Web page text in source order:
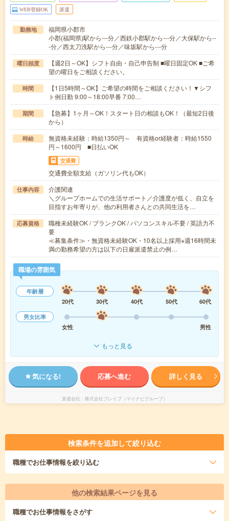
WEB登録OK 派遣
勤務地
福岡県小郡市
小郡(福岡県)駅から---分／西鉄小郡駅から---分／大保駅から--
-分／西太刀洗駅から---分／味坂駅から---分
曜日頻度
【週2日～OK】シフト自由・自己申告制 ■曜日固定OK ■ご希
望の曜日をご相談ください。
時間
【1日5時間～OK】ご希望の時間をご相談ください！▼シフ
ト例日勤 9:00～18:00早番 7:00…
期間
【急募】1ヶ月～OK！スタート日の相談もOK！（最短2日後
から）
時給
無資格未経験：時給1350円～ 有資格or経験者：時給1550
円～1600円 ■日払いOK
交通費
交通費全額支給（ガソリン代もOK）
仕事内容
介護関連
＼グループホームでの生活サポート／介護度が低く、自立を
目指すお年寄りが、他の利用者さんとの共同生活を…
応募資格
職種未経験OK / ブランクOK / パソコンスキル不要 / 英語力不
要
≪募集条件≫・無資格未経験OK・10名以上採用※週16時間未
満の勤務希望の方は以下の日雇派遣禁止の例…
職場の雰囲気
年齢層
20代
30代 40代 50代
60代
男女比率
女性
男性
もっと見る
気になる! 応募へ進む 詳しく見る
派遣会社 株式会社ブレイブ（マイナビグループ）
検索条件を追加して絞り込む
職種でお仕事情報を絞り込む
他の検索結果ページを見る
職種でお仕事情報をさがす